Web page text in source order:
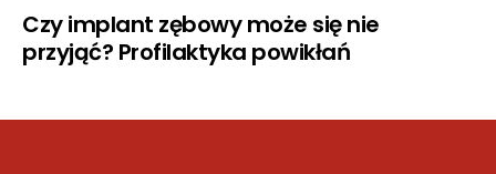
Czy implant zębowy może się nie
przyjąć? Profilaktyka powikłań